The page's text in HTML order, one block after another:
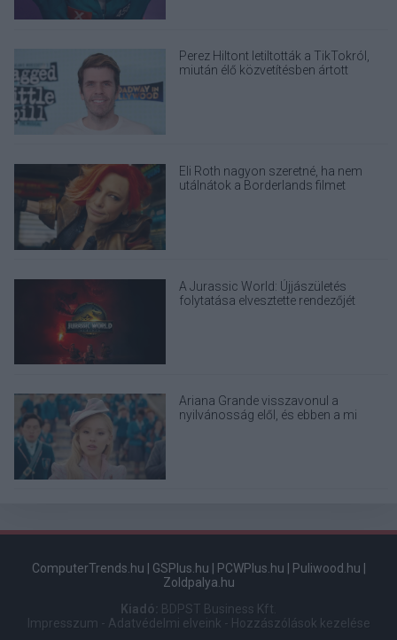
Perez Hiltont letiltották a TikTokról,
miután élő közvetítésben ártott
Eli Roth nagyon szeretné, ha nem
utálnátok a Borderlands filmet
A Jurassic World: Újjászületés
folytatása elvesztette rendezőjét
Ariana Grande visszavonul a
nyilvánosság elől, és ebben a mi
ComputerTrends.hu GSPlus.hu PCWPlus.hu Puliwood.hu
Zoldpalya.hu
Kiadó:
BDPST Business Kft.
Impresszum - Adatvédelmi elveink - Hozzászólások kezelése